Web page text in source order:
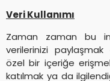
Veri Kullanımı
Zaman zaman bu
verilerinizi paylaşmak
özel bir içeriğe
katılmak ya da